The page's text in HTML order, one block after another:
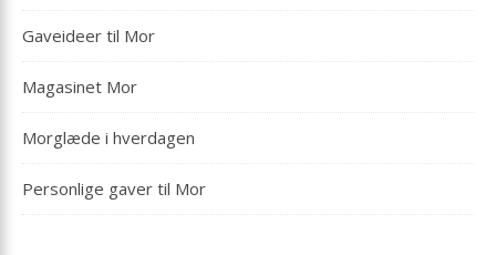
Gaveideer til Mor
Magasinet Mor
Morglæde i hverdagen
Personlige gaver til Mor